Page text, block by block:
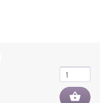
shopping_basket